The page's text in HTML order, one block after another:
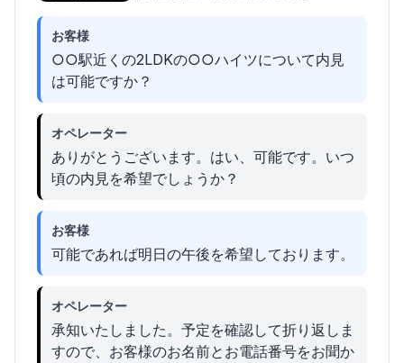
お客様
○○駅近くの2LDKの○○ハイツについて内見
は可能ですか？
オペレーター
ありがとうございます。はい、可能です。いつ
頃の内見を希望でしょうか？
お客様
可能であれば明日の午後を希望しております。
オペレーター
承知いたしました。予定を確認して折り返しま
すので、お客様のお名前とお電話番号をお聞か